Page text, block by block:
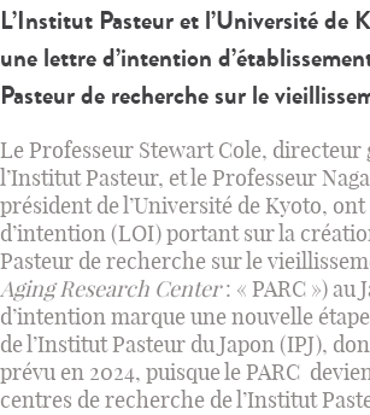
L’Institut Pasteur et l’Université de
une lettre d’intention
Pasteur de recherche sur le
Le Professeur Stewart Cole, directeur
l’Institut Pasteur, et le Professeur
président de l’Université de Kyoto,
d’intention (LOI) portant sur la
Pasteur de recherche sur le
Aging Research Center: « PARC ») au
d’intention marque une nouvelle
de l’Institut Pasteur du Japon (IPJ),
prévu en 2024, puisque le PARC
centres de recherche de l’Institut